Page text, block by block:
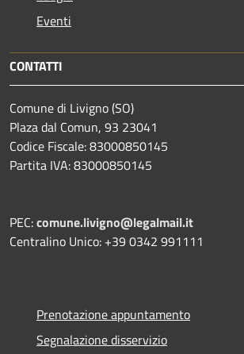
Eventi
CONTATTI
Comune di Livigno (SO)
Plaza dal Comun, 93 23041
Codice Fiscale: 83000850145
Partita IVA: 83000850145
PEC:comune.livigno@legalmail.it
Centralino Unico: +39 0342 991111
Prenotazione appuntamento
Segnalazione disservizio